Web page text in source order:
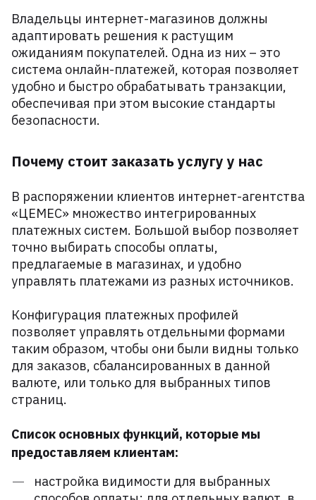
Владельцы интернет-магазинов должны
адаптировать решения к растущим
ожиданиям покупателей. Одна из них – это
система онлайн-платежей, которая позволяет
удобно и быстро обрабатывать транзакции,
обеспечивая при этом высокие стандарты
безопасности.
Почему стоит заказать услугу у нас
В распоряжении клиентов интернет-агентства
«ЦЕМЕС» множество интегрированных
платежных систем. Большой выбор позволяет
точно выбирать способы оплаты,
предлагаемые в магазинах, и удобно
управлять платежами из разных источников.
Конфигурация платежных профилей
позволяет управлять отдельными формами
таким образом, чтобы они были видны только
для заказов, сбалансированных в данной
валюте, или только для выбранных типов
страниц.
Список основных функций, которые мы
предоставляем клиентам:
настройка видимости для выбранных